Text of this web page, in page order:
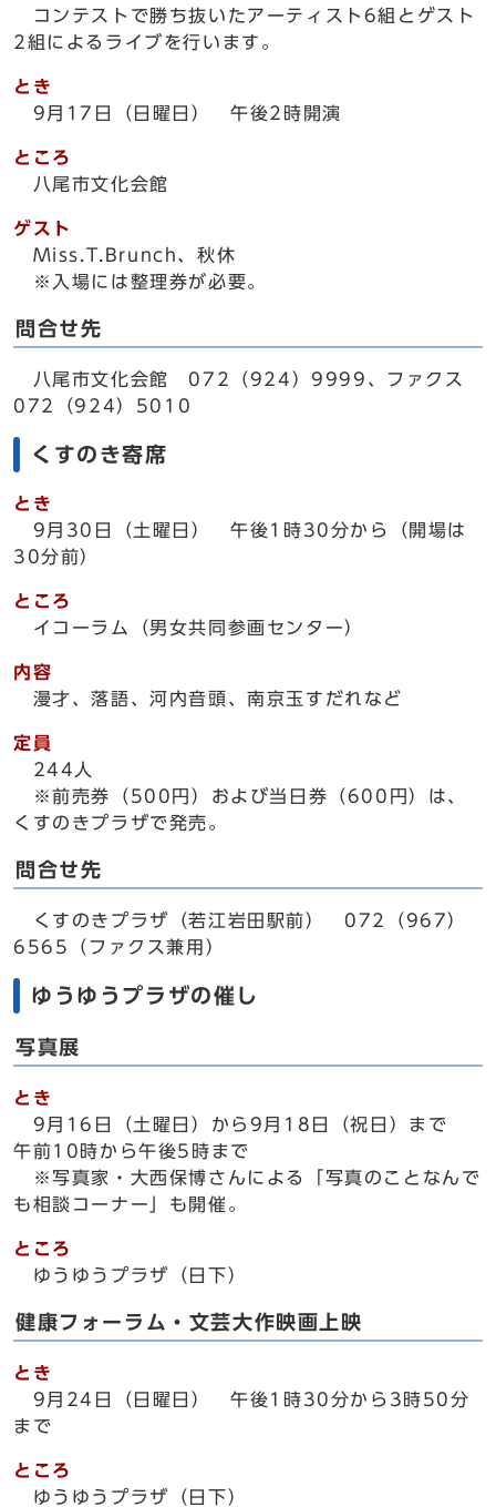
コンテストで勝ち抜いたアーティスト6組とゲスト
2組によるライブを行います。
とき
9月17日（日曜日） 午後2時開演
ところ
八尾市文化会館
ゲスト
Miss.T.Brunch、秋休
※入場には整理券が必要。
問合せ先
八尾市文化会館 072（924）9999、ファクス
072（924）5010
くすのき寄席
とき
9月30日（土曜日） 午後1時30分から（開場は
30分前）
ところ
イコーラム（男女共同参画センター）
内容
漫才、落語、河内音頭、南京玉すだれなど
定員
244人
※前売券（500円）および当日券（600円）は、
くすのきプラザで発売。
問合せ先
くすのきプラザ（若江岩田駅前） 072（967）
6565（ファクス兼用）
ゆうゆうプラザの催し
写真展
とき
9月16日（土曜日）から9月18日（祝日）まで
午前10時から午後5時まで
※写真家・大西保博さんによる「写真のことなんで
も相談コーナー」も開催。
ところ
ゆうゆうプラザ（日下）
健康フォーラム・文芸大作映画上映
とき
9月24日（日曜日） 午後1時30分から3時50分
まで
ところ
ゆうゆうプラザ（日下）